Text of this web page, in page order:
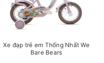
Xe đạp trẻ em Thống Nhất We
Bare Bears